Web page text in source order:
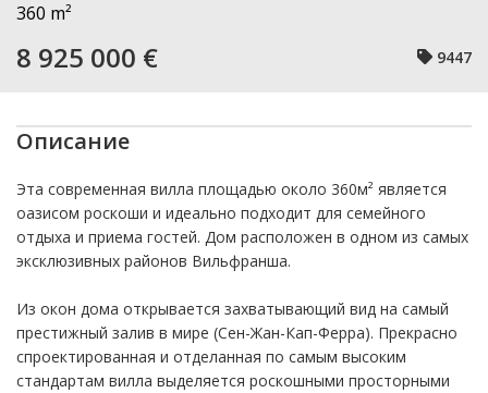
360 m²
8 925 000 € 9447
Описание
Эта современная вилла площадью около 360м² является
оазисом роскоши и идеально подходит для семейного
отдыха и приема гостей. Дом расположен в одном из самых
эксклюзивных районов Вильфранша.
Из окон дома открывается захватывающий вид на самый
престижный залив в мире (Сен-Жан-Кап-Ферра). Прекрасно
спроектированная и отделанная по самым высоким
стандартам вилла выделяется роскошными просторными